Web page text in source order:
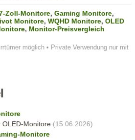
möglich • Private Verwendung nur mit
Zoll-Monitore,Gaming Monitore,
Monitore,WQHD Monitore,OLED
,Monitor-Preisvergleich
Monitore (15.06.2026)
Monitore